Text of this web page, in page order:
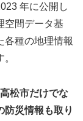
年に公開し
空間データ基
各種の地理情報
松市だけでな
防災情報も取り